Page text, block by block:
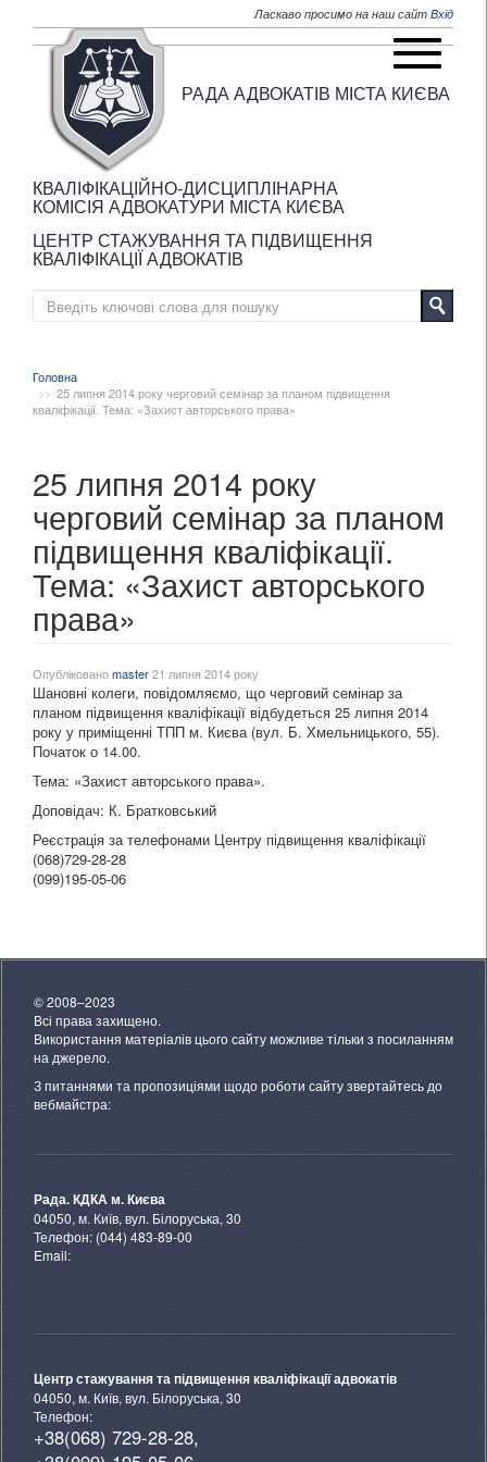
Ласкаво просимо на наш сайт Вхід
РАДА АДВОКАТІВ МІСТА КИЄВА
КВАЛІФІКАЦІЙНО-ДИСЦИПЛІНАРНА
КОМІСІЯ АДВОКАТУРИ МІСТА КИЄВА
ЦЕНТР СТАЖУВАННЯ ТА ПІДВИЩЕННЯ
КВАЛІФІКАЦІЇ АДВОКАТІВ
Головна
25 липня 2014 року черговий семінар за планом підвищення
кваліфікації. Тема: «Захист авторського права»
25 липня 2014 року
черговий семінар за планом
підвищення кваліфікації.
Тема: «Захист авторського
права»
Опублікованоmaster21 липня 2014 року
Шановні колеги, повідомляємо, що черговий семінар за
планом підвищення кваліфікації відбудеться 25 липня 2014
року у приміщенні ТПП м. Києва (вул. Б. Хмельницького, 55).
Початок о 14.00.
Тема: «Захист авторського права».
Доповідач: К. Братковський
Реєстрація за телефонами Центру підвищення кваліфікації
(068)729-28-28
(099)195-05-06
© 2008–2023
Всі права захищено.
Використання матеріалів цього сайту можливе тільки з посиланням
на джерело.
З питаннями та пропозиціями щодо роботи сайту звертайтесь до
вебмайстра:
Рада. КДКА м. Києва
04050, м. Київ, вул. Білоруська, 30
Телефон: (044) 483-89-00
Email:
Центр стажування та підвищення кваліфікації адвокатів
04050, м. Київ, вул. Білоруська, 30
Телефон:
+38(068) 729-28-28,